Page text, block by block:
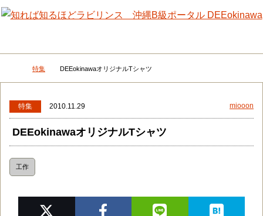
メニュー 検
DEEokinawaトップ
特集 DEEokinawaオリジナルTシャツ
特集 2010.11.29 miooon
DEEokinawaオリジナルTシャツ
工作